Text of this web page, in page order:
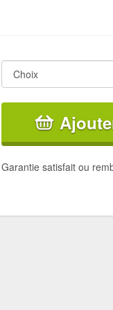
Garantie satisfait ou